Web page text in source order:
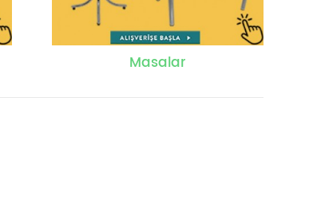
Masalar